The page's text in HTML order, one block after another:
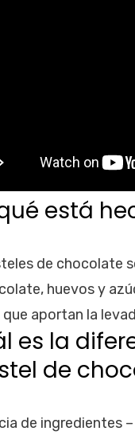
está
de chocolate
huevos y
que aportan la
es la
de
de ingredientes